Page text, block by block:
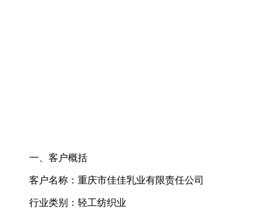
一、客户概括
客户名称：重庆市佳佳乳业有限责任公司
行业类别：轻工纺织业